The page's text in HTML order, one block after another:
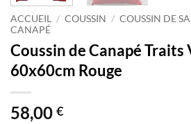
ACCUEIL / COUSSIN / COUSSIN DE
CANAPÉ
Coussin de Canapé Traits
60x60cm Rouge
58,00 €